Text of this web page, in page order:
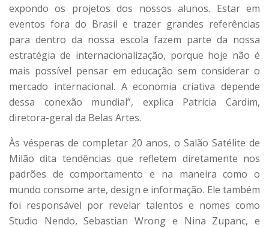
expondo os projetos dos nossos alunos. Estar em
eventos fora do Brasil e trazer grandes referências
para dentro da nossa escola fazem parte da nossa
estratégia de internacionalização, porque hoje não é
mais possível pensar em educação sem considerar o
mercado internacional. A economia criativa depende
dessa conexão mundial”, explica Patrícia Cardim,
diretora-geral da Belas Artes.
Às vésperas de completar 20 anos, o Salão Satélite de
Milão dita tendências que refletem diretamente nos
padrões de comportamento e na maneira como o
mundo consome arte, design e informação. Ele também
foi responsável por revelar talentos e nomes como
Studio Nendo, Sebastian Wrong e Nina Zupanc, e